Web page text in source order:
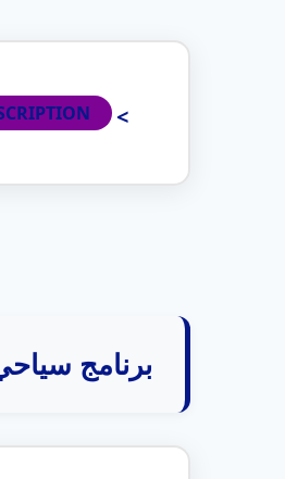
برنامج سياحي اندونيسيا 10